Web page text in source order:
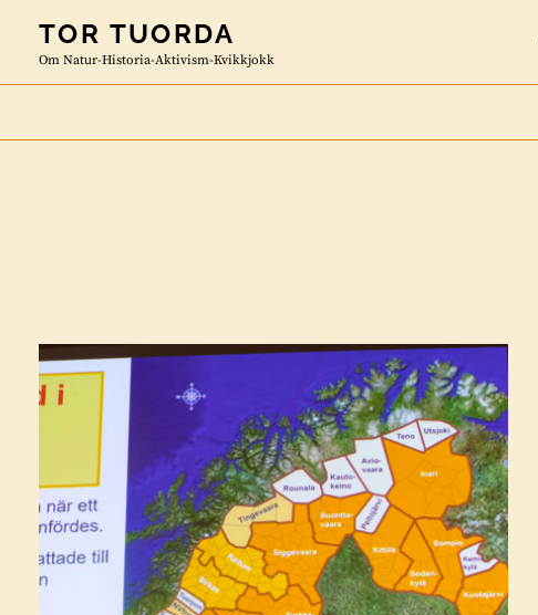
content
TOR TUORDA
Om Natur-Historia-Aktivism-Kvikkjokk